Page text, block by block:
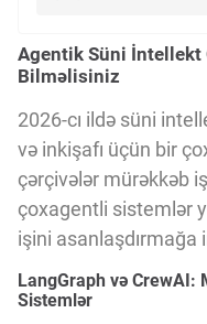
ÇƏRƏZLƏR
İSTIFADƏ ŞƏRTLƏRİ
MƏXFİLİK
Haqqımızda
Agentik Süni İntellekt
Bilməlisiniz
2026-cı ildə süni
və inkişafı üçün bir
çərçivələr mürəkkəb
çoxagentli sistemlər
işini asanlaşdırmağa
LangGraph və CrewAI:
Sistemlər